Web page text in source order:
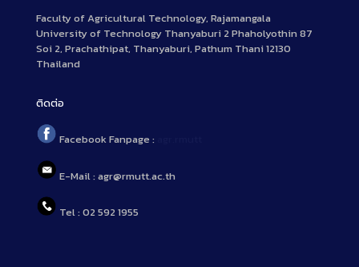
Faculty of Agricultural Technology, Rajamangala
University of Technology Thanyaburi 2 Phaholyothin 87
Soi 2, Prachathipat, Thanyaburi, Pathum Thani 12130
Thailand
ติดต่อ
Facebook Fanpage :
E-Mail : agr@rmutt.ac.th
Tel : 02 592 1955